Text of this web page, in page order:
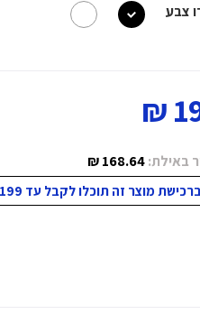
צבע
באילת:168.64 ₪
מוצר זה תוכלו לקבל עד 199 נקודות מועדון!